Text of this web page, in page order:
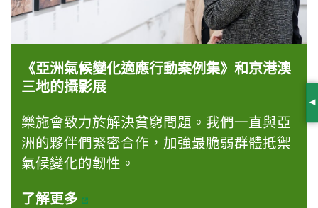
《亞洲氣候變化適應行動案例集》和京港澳
三地的攝影展
樂施會致力於解決貧窮問題。我們一直與亞
洲的夥伴們緊密合作，加強最脆弱群體抵禦
氣候變化的韌性。
了解更多